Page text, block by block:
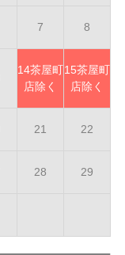
7 8
14茶屋町
店除く
15茶屋町
店除く
21 22
28 29